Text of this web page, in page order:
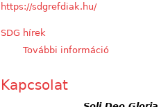
https://sdgrefdiak.hu/
SDG hírek
További információÚj honlap
Kapcsolat